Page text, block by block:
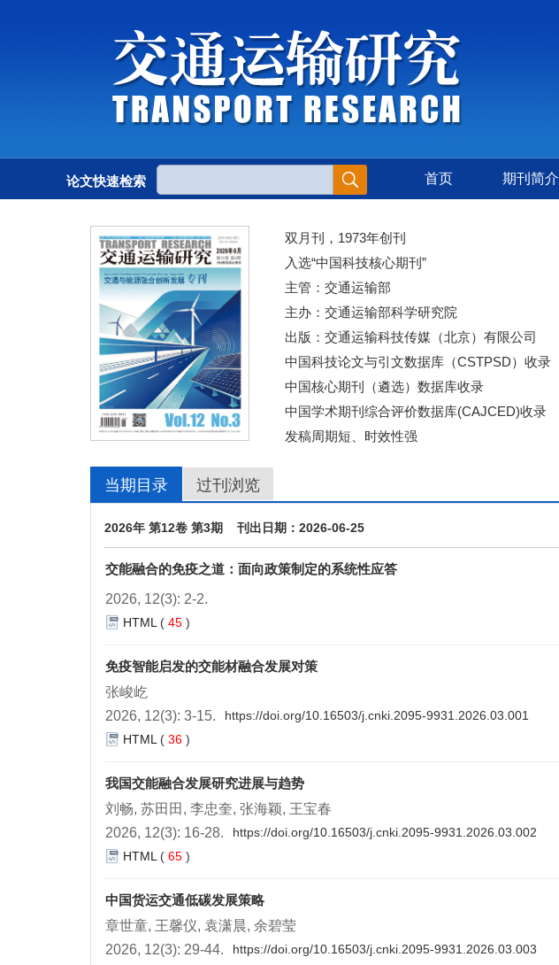
论文快速检索 首页 期刊简介
双月刊，1973年创刊
入选“中国科技核心期刊”
主管：交通运输部
主办：交通运输部科学研究院
出版：交通运输科技传媒（北京）有限公司
中国科技论文与引文数据库（CSTPSD）收录
中国核心期刊（遴选）数据库收录
中国学术期刊综合评价数据库(CAJCED)收录
发稿周期短、时效性强
当期目录 过刊浏览
2026年 第12卷 第3期 刊出日期：2026-06-25
交能融合的免疫之道：面向政策制定的系统性应答
2026, 12(3): 2-2.
HTML ( 45 )
免疫智能启发的交能材融合发展对策
张峻屹
2026, 12(3): 3-15.
https://doi.org/10.16503/j.cnki.2095-9931.2026.03.001
HTML ( 36 )
我国交能融合发展研究进展与趋势
刘畅, 苏田田, 李忠奎, 张海颖, 王宝春
2026, 12(3): 16-28.
https://doi.org/10.16503/j.cnki.2095-9931.2026.03.002
HTML ( 65 )
中国货运交通低碳发展策略
章世童, 王馨仪, 袁潇晨, 余碧莹
2026, 12(3): 29-44.
https://doi.org/10.16503/j.cnki.2095-9931.2026.03.003